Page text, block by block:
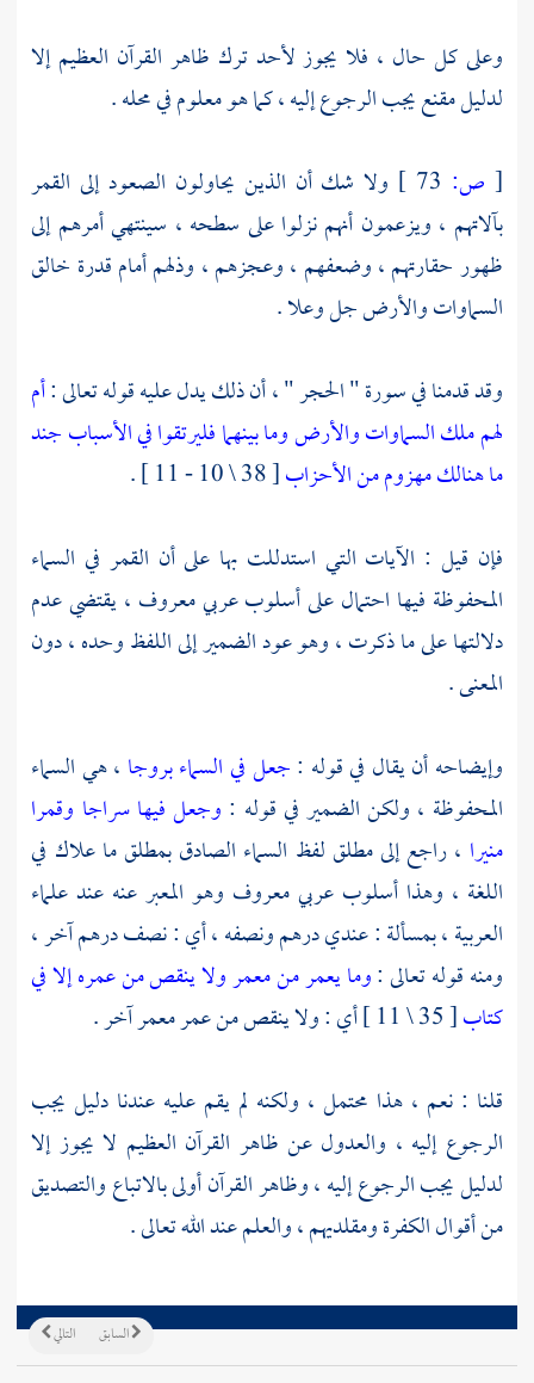
وعلى كل حال ، فلا يجوز لأحد ترك ظاهر القرآن العظيم إلا
لدليل مقنع يجب الرجوع إليه ، كما هو معلوم في محله .
[ ص:
ولا شك أن الذين يحاولون الصعود إلى القمر
بآلاتهم ، ويزعمون أنهم نزلوا على سطحه ، سينتهي أمرهم إلى
ظهور حقارتهم ، وضعفهم ، وعجزهم ، وذلهم أمام قدرة خالق
السماوات والأرض جل وعلا .
وقد قدمنا في سورة " الحجر " ، أن ذلك يدل عليه قوله تعالى :أم
لهم ملك السماوات والأرض وما بينهما فليرتقوا في الأسبابجند
ما هنالك مهزوم من الأحزاب[ 38 \ 10 - 11 ] .
فإن قيل : الآيات التي استدللت بها على أن القمر في السماء
المحفوظة فيها احتمال على أسلوب عربي معروف ، يقتضي عدم
دلالتها على ما ذكرت ، وهو عود الضمير إلى اللفظ وحده ، دون
المعنى .
وإيضاحه أن يقال في قوله :جعل في السماء بروجا ، هي السماء
المحفوظة ، ولكن الضمير في قوله : وجعل فيها سراجا وقمرا
منيرا ، راجع إلى مطلق لفظ السماء الصادق بمطلق ما علاك في
اللغة ، وهذا أسلوب عربي معروف وهو المعبر عنه عند علماء
العربية ، بمسألة : عندي درهم ونصفه ، أي : نصف درهم آخر ،
ومنه قوله تعالى :وما يعمر من معمر ولا ينقص من عمره إلا في
كتاب[ 35 \ 11 ] أي : ولا ينقص من عمر معمر آخر .
قلنا : نعم ، هذا محتمل ، ولكنه لم يقم عليه عندنا دليل يجب
الرجوع إليه ، والعدول عن ظاهر القرآن العظيم لا يجوز إلا
لدليل يجب الرجوع إليه ، وظاهر القرآن أولى بالاتباع والتصديق
من أقوال الكفرة ومقلديهم ، والعلم عند الله تعالى .
التالي السابق